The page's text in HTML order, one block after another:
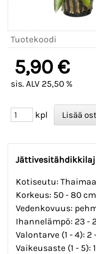
Tuotekoodi
5,90 €
sis. ALV 25,50 %
kpl
Kotiseutu: Thaimaa
Korkeus: 50 - 80 cm
Vedenkovuus:
Ihannelämpö: 23 -
Valontarve (1 - 4): 2
Vaikeusaste (1 - 5):